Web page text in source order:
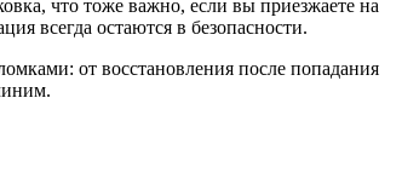
что тоже важно, если вы приезжаете на
всегда остаются в безопасности.
от восстановления после попадания